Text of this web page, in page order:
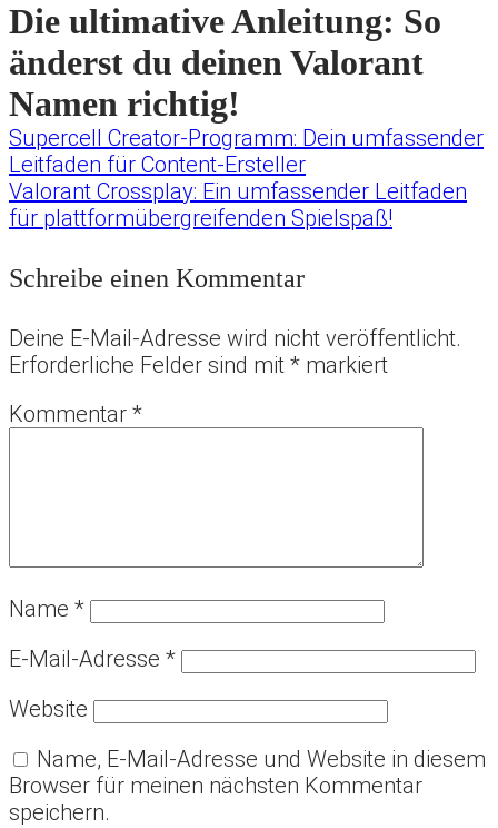
Die ultimative Anleitung: So
änderst du deinen Valorant
Namen richtig!
Beitragsnavigation
Supercell Creator-Programm: Dein umfassender
Leitfaden für Content-Ersteller
Valorant Crossplay: Ein umfassender Leitfaden
für plattformübergreifenden Spielspaß!
Schreibe einen Kommentar
Deine E-Mail-Adresse wird nicht veröffentlicht.
Erforderliche Felder sind mit * markiert
Kommentar *
Name *
E-Mail-Adresse *
Website
Name, E-Mail-Adresse und Website in diesem
Browser für meinen nächsten Kommentar
speichern.